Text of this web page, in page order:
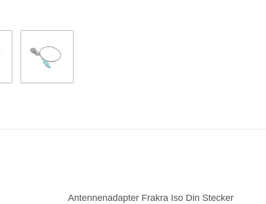
Antennenadapter Frakra Iso Din Stecker